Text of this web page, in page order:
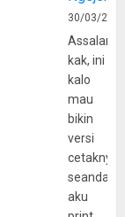
30/03/
kak, ini
kalo
mau
bikin
versi
cetaknya
aku